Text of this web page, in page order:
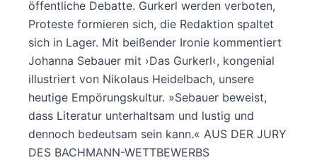
öffentliche Debatte. Gurkerl werden verboten,
Proteste formieren sich, die Redaktion spaltet
sich in Lager. Mit beißender Ironie kommentiert
Johanna Sebauer mit ›Das Gurkerl‹, kongenial
illustriert von Nikolaus Heidelbach, unsere
heutige Empörungskultur. »Sebauer beweist,
dass Literatur unterhaltsam und lustig und
dennoch bedeutsam sein kann.« AUS DER JURY
DES BACHMANN-WETTBEWERBS